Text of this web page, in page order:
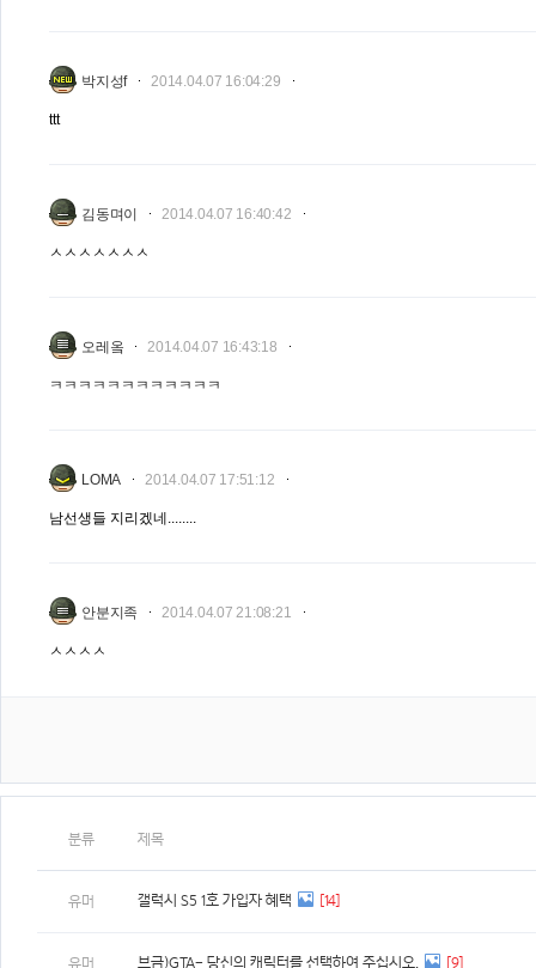
박지성f 2014.04.07 16:04:29
ttt
김동며이 2014.04.07 16:40:42
ㅅㅅㅅㅅㅅㅅㅅ
오레옼 2014.04.07 16:43:18
ㅋㅋㅋㅋㅋㅋㅋㅋㅋㅋㅋㅋ
LOMA 2014.04.07 17:51:12
남선생들 지리겠네........
안분지족 2014.04.07 21:08:21
ㅅㅅㅅㅅ
분류 제목
유머 갤럭시 S5 1호 가입자 혜택 [14]
유머 브금)GTA- 당신의 캐릭터를 선택하여 주십시오. [9]